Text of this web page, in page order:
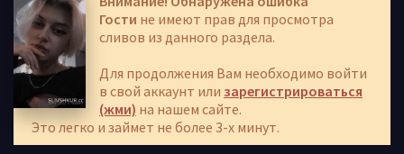
Гости не имеют прав для просмотра
сливов из данного раздела.
Для продолжения Вам необходимо войти
в свой аккаунт или зарегистрироваться
(жми) на нашем сайте.
Это легко и займет не более 3-х минут.